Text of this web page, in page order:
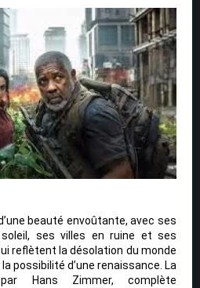
beauté envoûtante, avec ses
ses villes en ruine et ses
reflètent la désolation du monde
possibilité d’une renaissance. La
Hans Zimmer, complète